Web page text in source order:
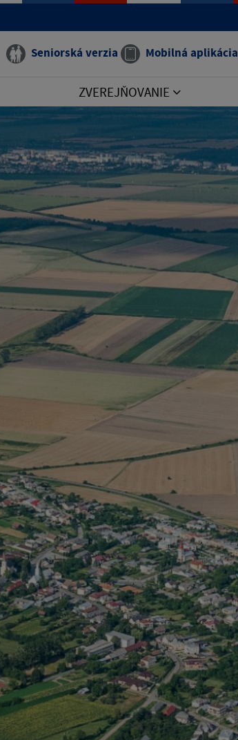
Seniorská verzia Mobilná aplikácia
ZVEREJŇOVANIE